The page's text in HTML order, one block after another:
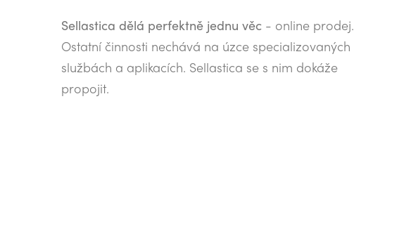
Sellastica dělá perfektně jednu věc- online prodej.
Ostatní činnosti nechává na úzce specializovaných
službách a aplikacích. Sellastica se s nim dokáže
propojit.